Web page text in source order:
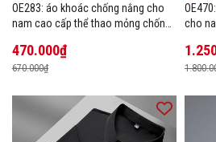
OE283: áo khoác chống nắng cho
nam cao cấp thể thao mỏng chống
470.000₫
670.000₫
cho